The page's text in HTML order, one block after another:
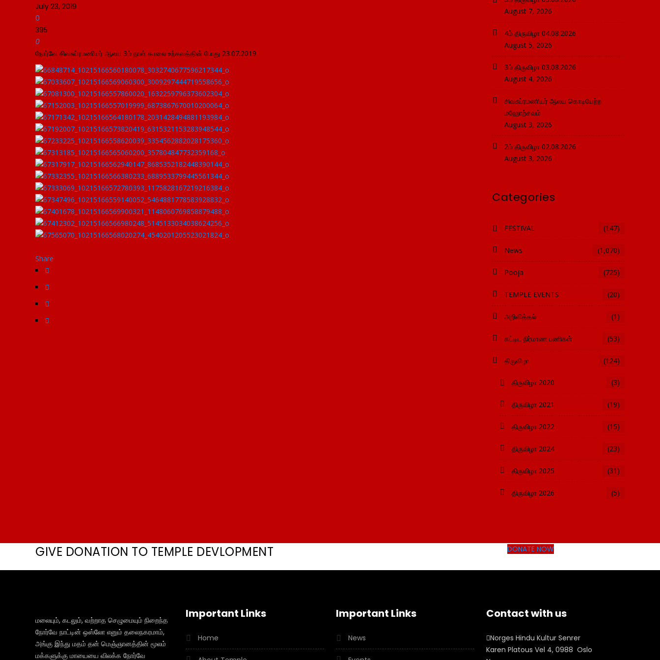
July 23, 2019
0
395
0
நோர்வே சிவசுப்ரமணியர் ஆலய 3ம் நாள் காலை உற்சவத்தின் போது 23.07.2019
Share
August 7, 2026
4ம் திருவிழா 04.08.2026
August 5, 2026
3ம் திருவிழா 03.08.2026
August 4, 2026
சிவசுப்ரமணியர் ஆலய கொடியேற்ற
மஹோற்சவம்
August 3, 2026
2ம் திருவிழா 02.08.2026
August 3, 2026
Categories
FESTIVAL (147)
News (1,070)
Pooja (725)
TEMPLE EVENTS (20)
அறிவித்தல் (1)
கட்டிட நிர்மாண பணிகள் (53)
திருவிழா (124)
திருவிழா 2020 (3)
திருவிழா 2021 (19)
திருவிழா 2022 (15)
திருவிழா 2024 (23)
திருவிழா 2025 (31)
திருவிழா 2026 (5)
GIVE DONATION TO TEMPLE DEVLOPMENT DONATE NOW
மலையும், கடலும், வற்றாத செழுமையும் நிறைந்த
நோர்வே நாட்டின் ஒஸ்லோ எனும் தலைநகரமாம்,
அங்கு இந்து மதம் தன் மெஞ்ஞானத்தின் மூலம்
மக்களுக்கு மாயையை விலக்க நோர்வே
Important Links
Home
Important Links
News
Contact with us
Norges Hindu Kultur Senrer
Karen Platous Vel 4, 0988 Oslo